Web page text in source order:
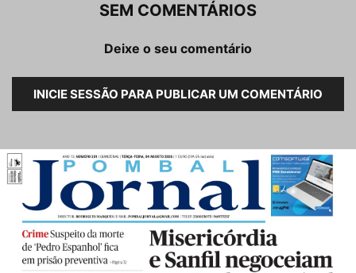
SEM COMENTÁRIOS
Deixe o seu comentário
INICIE SESSÃO PARA PUBLICAR UM COMENTÁRIO